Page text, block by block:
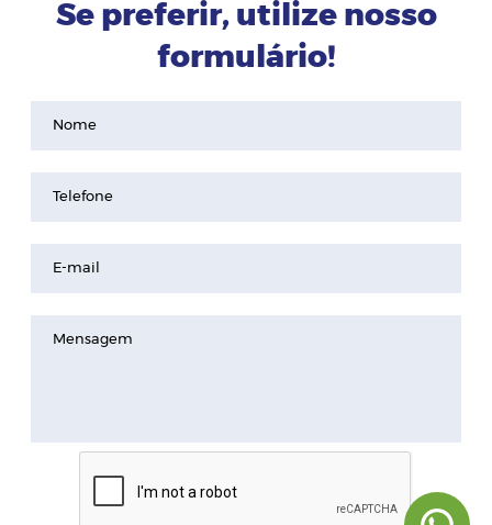
Se preferir, utilize nosso
formulário!
Nome
Telefone
E-mail
Mensagem